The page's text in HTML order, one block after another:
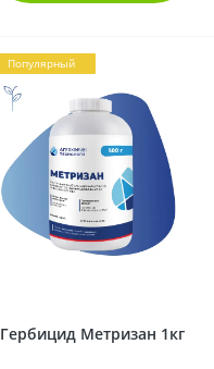
Популярный
Гербицид Метризан 1кг